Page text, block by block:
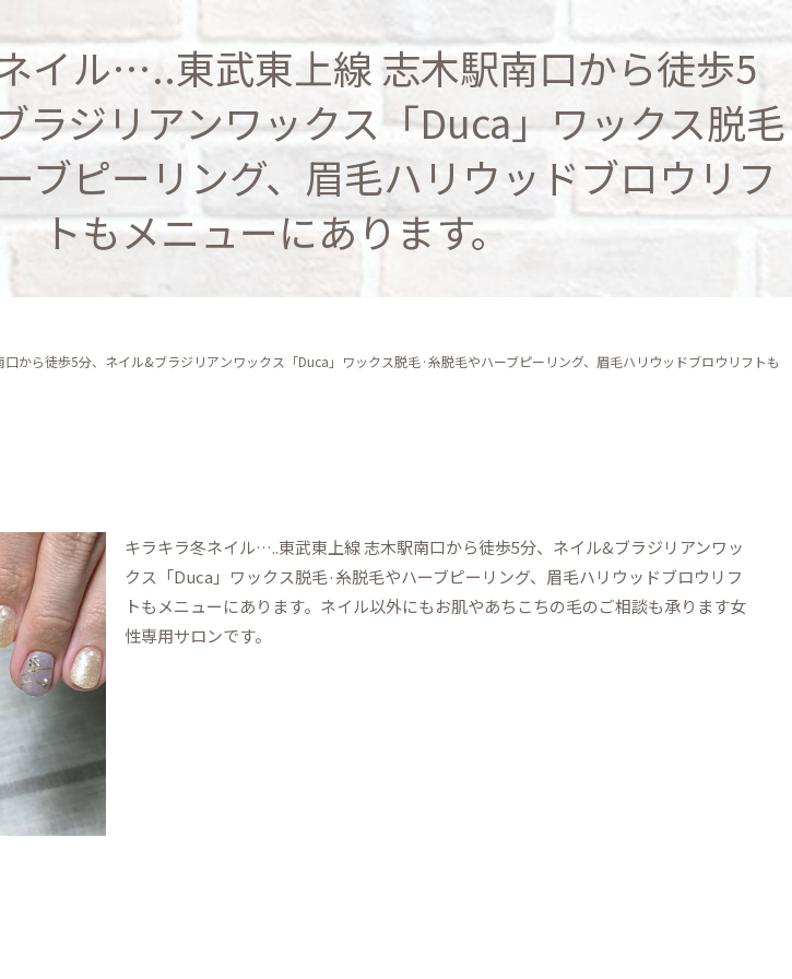
イル…..東武東上線 志木駅南口から徒歩5
ラジリアンワックス「Duca」ワックス脱毛
ブピーリング、眉毛ハリウッドブロウリフ
トもメニューにあります。
から徒歩5分、ネイル&ブラジリアンワックス「Duca」ワックス脱毛·糸脱毛やハーブピーリング、眉毛ハリウッドブロウリフトも
キラキラ️冬ネイル…..東武東上線 志木駅南口から徒歩5分、ネイル&ブラジリアンワッ
クス「Duca」ワックス脱毛·糸脱毛やハーブピーリング、眉毛ハリウッドブロウリフ
トもメニューにあります。ネイル以外にもお肌やあちこちの毛のご相談も承ります女
性専用サロンです。